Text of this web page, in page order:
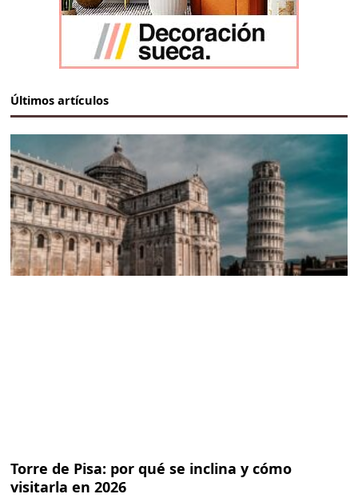
Últimos artículos
Torre de Pisa: por qué se inclina y cómo
visitarla en 2026